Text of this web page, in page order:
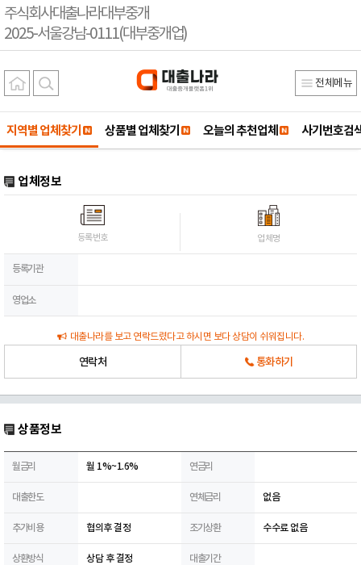
주식회사대출나라대부중개
2025-서울강남-0111(대부중개업)
전체메뉴
지역별 업체찾기 상품별 업체찾기 오늘의 추천업체 사기번호검
업체정보
등록번호 업체명
등록기관
영업소
대출나라를 보고 연락드렸다고 하시면 보다 상담이 쉬워집니다.
연락처 통화하기
상품정보
월금리 월 1%~1.6% 연금리
대출한도 연체금리 없음
추가비용 협의후 결정 조기상환 수수료 없음
상환방식 상담 후 결정 대출기간